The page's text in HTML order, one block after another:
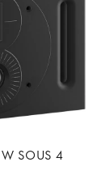
SOUS 4